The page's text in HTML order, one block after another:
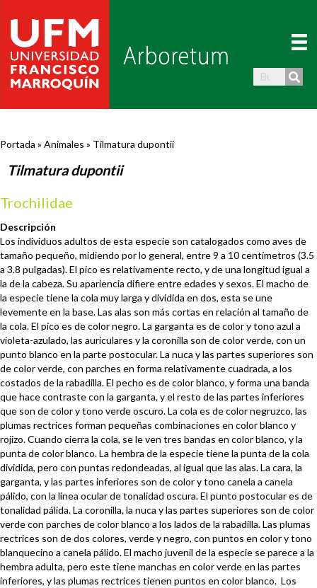
Portada » Animales » Tilmatura dupontii
Tilmatura dupontii
Trochilidae
Descripción
Los individuos adultos de esta especie son catalogados como aves de
tamaño pequeño, midiendo por lo general, entre 9 a 10 centímetros (3.5
a 3.8 pulgadas). El pico es relativamente recto, y de una longitud igual a
la de la cabeza. Su apariencia difiere entre edades y sexos. El macho de
la especie tiene la cola muy larga y dividida en dos, esta se une
levemente en la base. Las alas son más cortas en relación al tamaño de
la cola. El pico es de color negro. La garganta es de color y tono azul a
violeta-azulado, las auriculares y la coronilla son de color verde, con un
punto blanco en la parte postocular. La nuca y las partes superiores son
de color verde, con parches en forma relativamente cuadrada, a los
costados de la rabadilla. El pecho es de color blanco, y forma una banda
que hace contraste con la garganta, y el resto de las partes inferiores
que son de color y tono verde oscuro. La cola es de color negruzco, las
plumas rectrices forman pequeñas combinaciones en color blanco y
rojizo. Cuando cierra la cola, se le ven tres bandas en color blanco, y la
punta de color blanco. La hembra de la especie tiene la punta de la cola
dividida, pero con puntas redondeadas, al igual que las alas. La cara, la
garganta, y las partes inferiores son de color y tono canela a canela
pálido, con la linea ocular de tonalidad oscura. El punto postocular es de
tonalidad pálida. La coronilla, la nuca y las partes superiores son de color
verde con parches de color blanco a los lados de la rabadilla. Las plumas
rectrices son de dos colores, verde y negro, con puntos en color y tono
blanquecino a canela pálido. El macho juvenil de la especie se parece a la
hembra adulta, pero este tiene manchas en color verde en las partes
inferiores, y las plumas rectrices tienen puntos en color blanco. Los